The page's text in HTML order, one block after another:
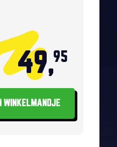
49,95
WINKELMANDJE